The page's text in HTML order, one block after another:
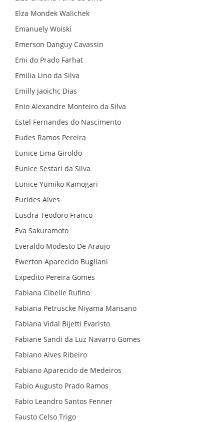
Elza Mondek Walichek
Emanuely Woiski
Emerson Danguy Cavassin
Emi do Prado Farhat
Emilia Lino da Silva
Emilly Jaoichc Dias
Enio Alexandre Monteiro da Silva
Estel Fernandes do Nascimento
Eudes Ramos Pereira
Eunice Lima Giroldo
Eunice Sestari da Silva
Eunice Yumiko Kamogari
Eurides Alves
Eusdra Teodoro Franco
Eva Sakuramoto
Everaldo Modesto De Araujo
Ewerton Aparecido Bugliani
Expedito Pereira Gomes
Fabiana Cibelle Rufino
Fabiana Petruscke Niyama Mansano
Fabiana Vidal Bijetti Evaristo
Fabiane Sandi da Luz Navarro Gomes
Fabiano Alves Ribeiro
Fabiano Aparecido de Medeiros
Fabio Augusto Prado Ramos
Fabio Leandro Santos Fenner
Fausto Celso Trigo